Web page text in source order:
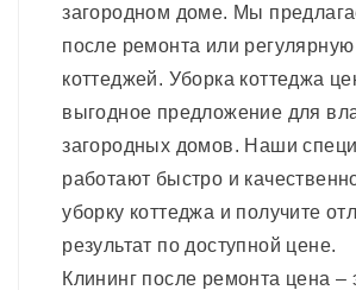
загородном доме. Мы
после ремонта или регулярную
коттеджей. Уборка коттеджа
выгодное предложение для
загородных домов. Наши
работают быстро и
уборку коттеджа и получите
результат по доступной цене.
Клининг после ремонта цена –